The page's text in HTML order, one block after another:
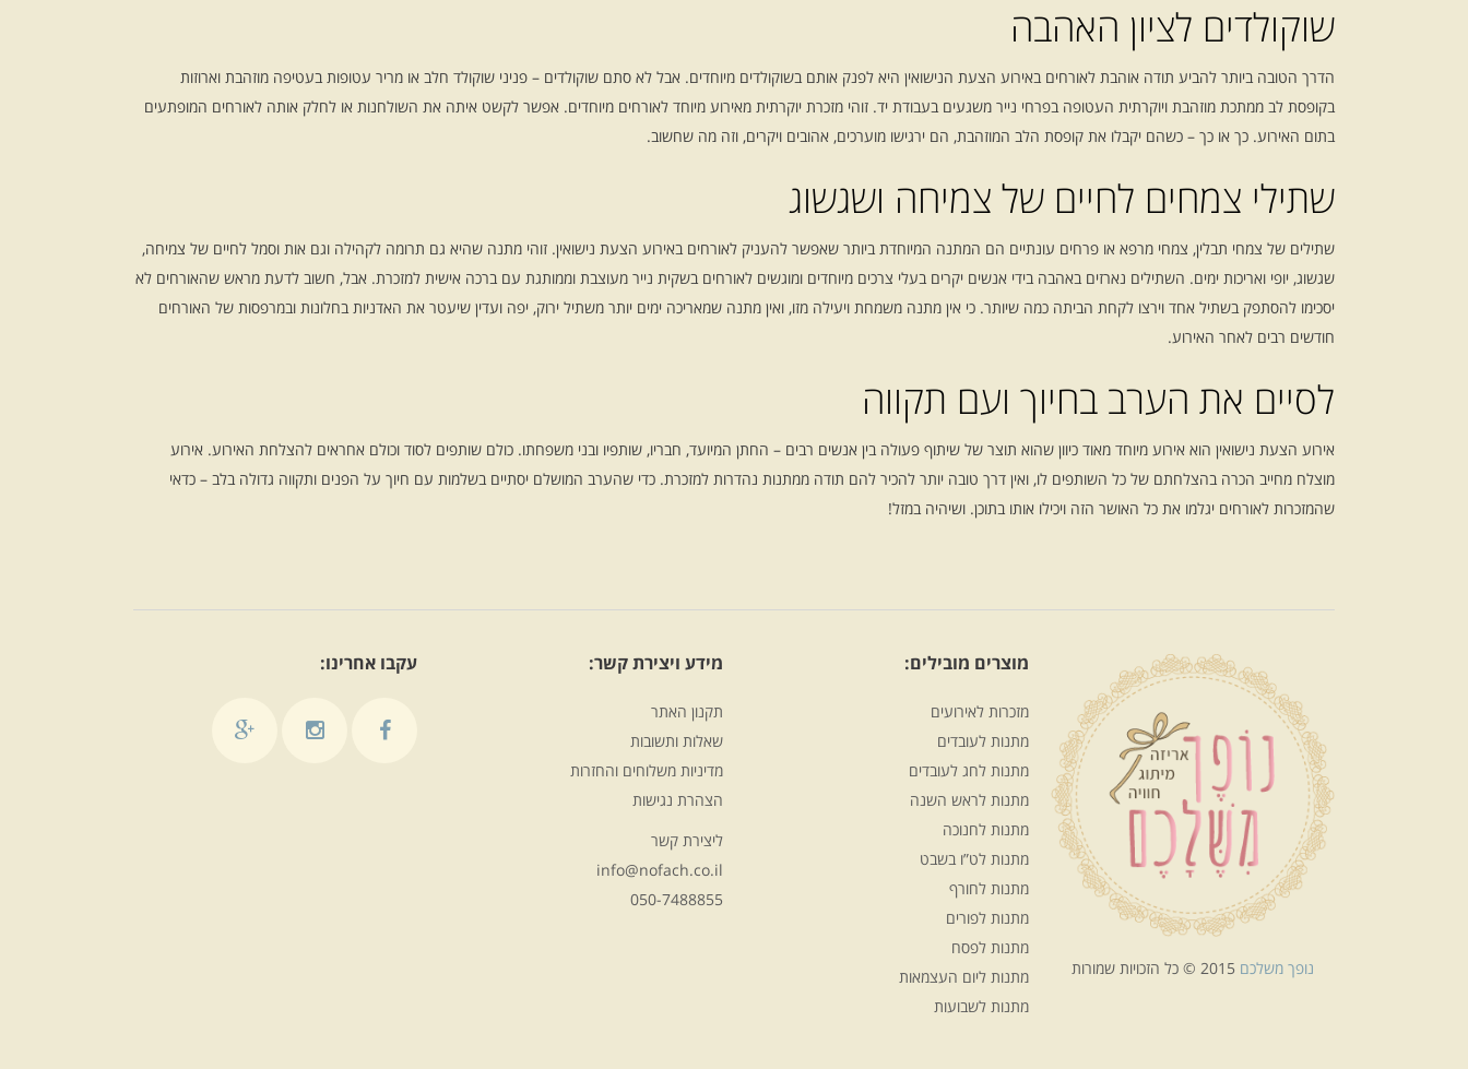
שוקולדים לציון האהבה
הדרך הטובה ביותר להביע תודה אוהבת לאורחים באירוע הצעת הנישואין היא לפנק אותם בשוקולדים מיוחדים. אבל לא סתם שוקולדים – פניני שוקולד חלב או מריר עטופות בעטיפה מוזהבת וארוזות
בקופסת לב ממתכת מוזהבת ויוקרתית העטופה בפרחי נייר משגעים בעבודת יד. זוהי מזכרת יוקרתית מאירוע מיוחד לאורחים מיוחדים. אפשר לקשט איתה את השולחנות או לחלק אותה לאורחים המופתעים
בתום האירוע. כך או כך – כשהם יקבלו את קופסת הלב המוזהבת, הם ירגישו מוערכים, אהובים ויקרים, וזה מה שחשוב.
שתילי צמחים לחיים של צמיחה ושגשוג
שתילים של צמחי תבלין, צמחי מרפא או פרחים עונתיים הם המתנה המיוחדת ביותר שאפשר להעניק לאורחים באירוע הצעת נישואין. זוהי מתנה שהיא גם תרומה לקהילה וגם אות וסמל לחיים של צמיחה,
שגשוג, יופי ואריכות ימים. השתילים נארזים באהבה בידי אנשים יקרים בעלי צרכים מיוחדים ומוגשים לאורחים בשקית נייר מעוצבת וממותגת עם ברכה אישית למזכרת. אבל, חשוב לדעת מראש שהאורחים לא
יסכימו להסתפק בשתיל אחד וירצו לקחת הביתה כמה שיותר. כי אין מתנה משמחת ויעילה מזו, ואין מתנה שמאריכה ימים יותר משתיל ירוק, יפה ועדין שיעטר את האדניות בחלונות ובמרפסות של האורחים
חודשים רבים לאחר האירוע.
לסיים את הערב בחיוך ועם תקווה
אירוע הצעת נישואין הוא אירוע מיוחד מאוד כיוון שהוא תוצר של שיתוף פעולה בין אנשים רבים – החתן המיועד, חבריו, שותפיו ובני משפחתו. כולם שותפים לסוד וכולם אחראים להצלחת האירוע. אירוע
מוצלח מחייב הכרה בהצלחתם של כל השותפים לו, ואין דרך טובה יותר להכיר להם תודה ממתנות נהדרות למזכרת. כדי שהערב המושלם יסתיים בשלמות עם חיוך על הפנים ותקווה גדולה בלב – כדאי
שהמזכרות לאורחים יגלמו את כל האושר הזה ויכילו אותו בתוכן. ושיהיה במזל!
נופך משלכם
מוצרים מובילים:
מזכרות לאירועים
מתנות לעובדים
מתנות לחג לעובדים
מתנות לראש השנה
מתנות לחנוכה
מתנות לט”ו בשבט
מתנות לחורף
מתנות לפורים
מתנות לפסח
מתנות ליום העצמאות
מתנות לשבועות
מידע ויצירת קשר:
תקנון האתר
שאלות ותשובות
מדיניות משלוחים והחזרות
הצהרת נגישות
ליצירת קשר
info@nofach.co.il
050-7488855
עקבו אחרינו: